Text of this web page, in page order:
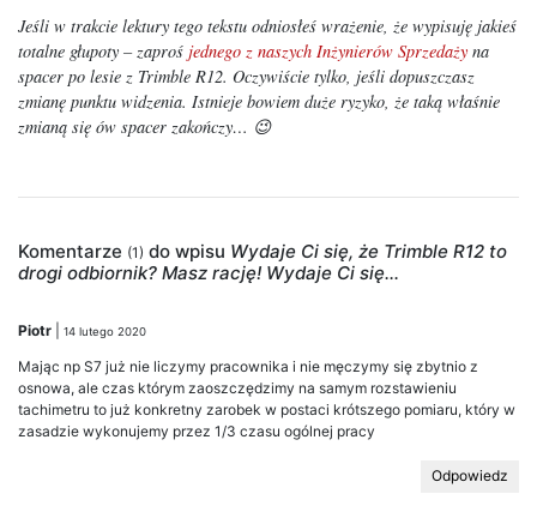
Jeśli w trakcie lektury tego tekstu odniosłeś wrażenie, że wypisuję jakieś
totalne głupoty – zaproś jednego z naszych Inżynierów Sprzedaży na
spacer po lesie z Trimble R12. Oczywiście tylko, jeśli dopuszczasz
zmianę punktu widzenia. Istnieje bowiem duże ryzyko, że taką właśnie
zmianą się ów spacer zakończy… 😉
Komentarze (1) do wpisu Wydaje Ci się, że Trimble R12 to
drogi odbiornik? Masz rację! Wydaje Ci się…
Piotr 14 lutego 2020
Mając np S7 już nie liczymy pracownika i nie męczymy się zbytnio z
osnowa, ale czas którym zaoszczędzimy na samym rozstawieniu
tachimetru to już konkretny zarobek w postaci krótszego pomiaru, który w
zasadzie wykonujemy przez 1/3 czasu ogólnej pracy
Odpowiedz